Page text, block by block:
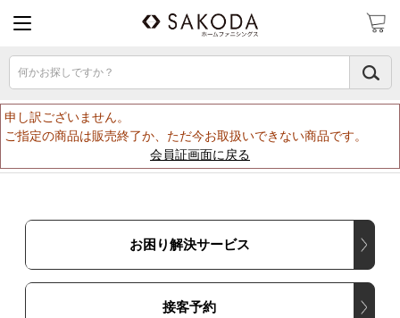
何かお探しですか？
申し訳ございません。
ご指定の商品は販売終了か、ただ今お取扱いできない商品です。
会員証画面に戻る
お困り解決サービス
接客予約